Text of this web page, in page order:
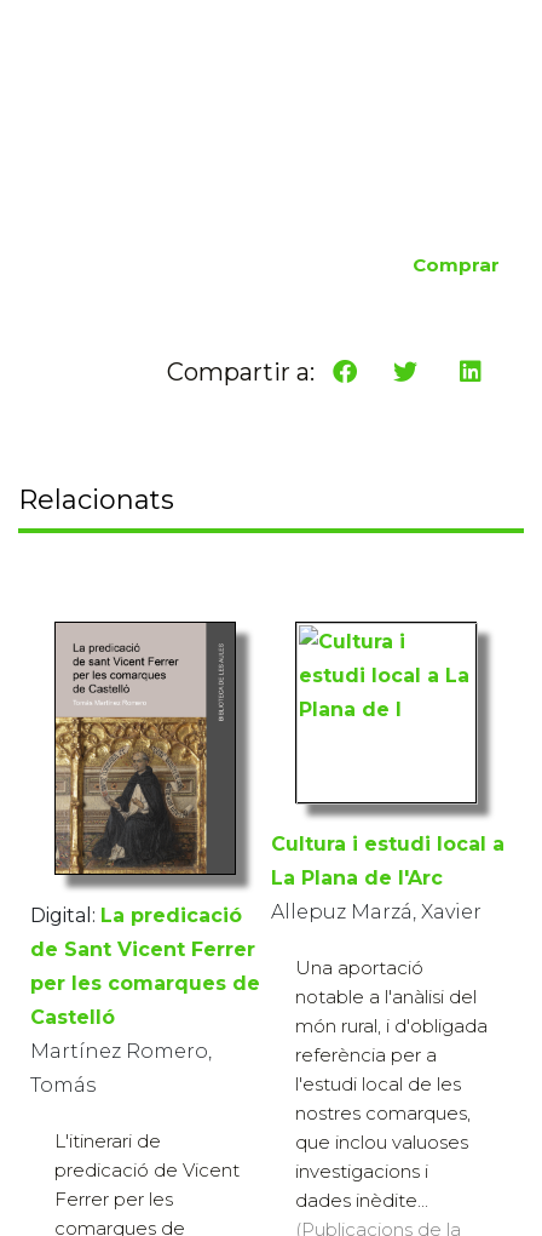
Comprar
Compartir a:
Relacionats
Digital: La predicació
de Sant Vicent Ferrer
per les comarques de
Castelló
Martínez Romero,
Tomás
L'itinerari de
predicació de Vicent
Ferrer per les
comarques de
Cultura i estudi local a
La Plana de l'Arc
Allepuz Marzá, Xavier
Una aportació
notable a l'anàlisi del
món rural, i d'obligada
referència per a
l'estudi local de les
nostres comarques,
que inclou valuoses
investigacions i
dades inèdite...
(Publicacions de la